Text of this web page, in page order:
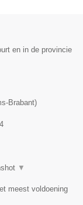
en in de provincie
Brabant)
▼
meest voldoening